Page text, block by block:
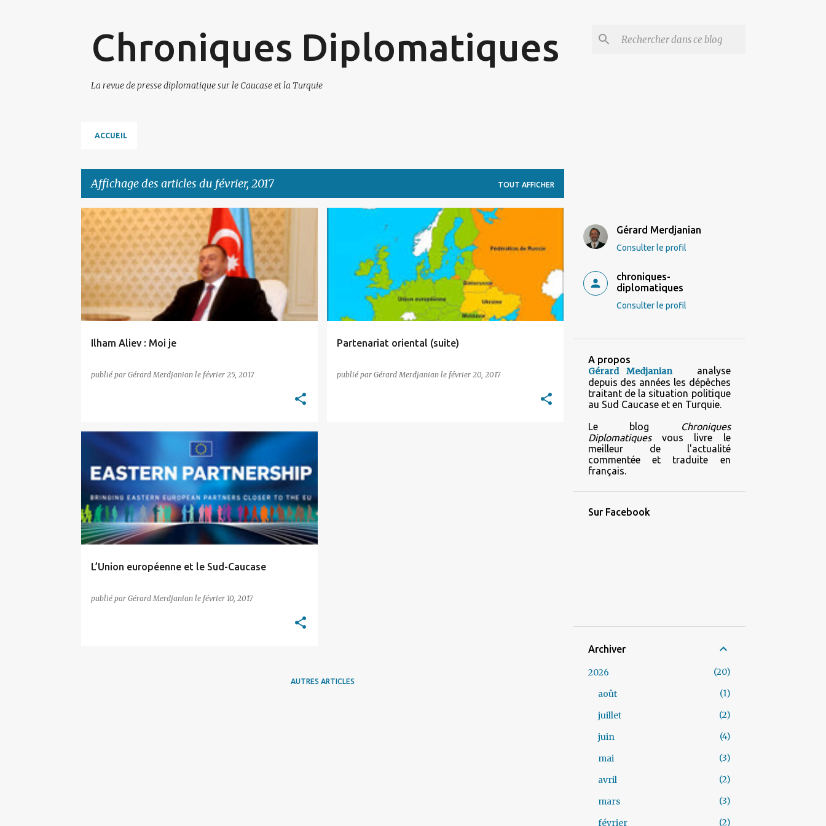
Chroniques Diplomatiques
La revue de presse diplomatique sur le Caucase et la Turquie
ACCUEIL
Affichage des articles du février, 2017 TOUT AFFICHER
A
r
t
i
c
l
Ilham Aliev : Moi je
publié par Gérard Merdjanian le février 25, 2017
AZERBAIDJAN
Partenariat oriental (suite)
publié par Gérard Merdjanian le février 20, 2017
POLITIQUE EUROPÉENNE
L’Union européenne et le Sud-Caucase
publié par Gérard Merdjanian le février 10, 2017
AUTRES ARTICLES
Gérard Merdjanian
Consulter le profil
chroniques-
diplomatiques
Consulter le profil
A propos
Gérard Medjaniananalyse
depuis des années les dépêches
traitant de la situation politique
au Sud Caucase et en Turquie.
Le blog
Chroniques
Diplomatiques vous livre le
meilleur de l'actualité
commentée et traduite en
français.
Sur Facebook
Archiver
2026
20
août
1
juillet
2
juin
4
mai
3
avril
2
mars
3
février
2